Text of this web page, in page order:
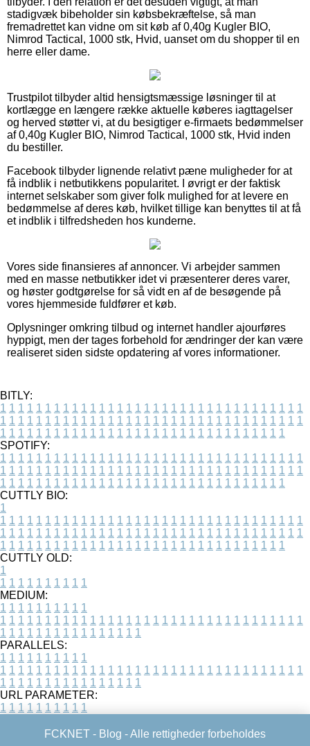
stadigvæk bibeholder sin købsbekræftelse, så man
fremadrettet kan vidne om sit køb af 0,40g Kugler BIO,
Nimrod Tactical, 1000 stk, Hvid, uanset om du shopper til en
herre eller dame.
Trustpilot tilbyder altid hensigtsmæssige løsninger til at
kortlægge en længere række aktuelle køberes iagttagelser
og herved støtter vi, at du besigtiger e-firmaets bedømmelser
af 0,40g Kugler BIO, Nimrod Tactical, 1000 stk, Hvid inden
du bestiller.
Facebook tilbyder lignende relativt pæne muligheder for at
få indblik i netbutikkens popularitet. I øvrigt er der faktisk
internet selskaber som giver folk mulighed for at levere en
bedømmelse af deres køb, hvilket tillige kan benyttes til at få
et indblik i tilfredsheden hos kunderne.
Vores side finansieres af annoncer. Vi arbejder sammen
med en masse netbutikker idet vi præsenterer deres varer,
og høster godtgørelse for så vidt en af de besøgende på
vores hjemmeside fuldfører et køb.
Oplysninger omkring tilbud og internet handler ajourføres
hyppigt, men der tages forbehold for ændringer der kan være
realiseret siden sidste opdatering af vores informationer.
BITLY:
1 1 1 1 1 1 1 1 1 1 1 1 1 1 1 1 1 1 1 1 1 1 1 1 1 1 1 1 1 1 1 1 1 1
1 1 1 1 1 1 1 1 1 1 1 1 1 1 1 1 1 1 1 1 1 1 1 1 1 1 1 1 1 1 1 1 1 1
1 1 1 1 1 1 1 1 1 1 1 1 1 1 1 1 1 1 1 1 1 1 1 1 1 1 1 1 1 1 1 1
SPOTIFY:
1 1 1 1 1 1 1 1 1 1 1 1 1 1 1 1 1 1 1 1 1 1 1 1 1 1 1 1 1 1 1 1 1 1
1 1 1 1 1 1 1 1 1 1 1 1 1 1 1 1 1 1 1 1 1 1 1 1 1 1 1 1 1 1 1 1 1 1
1 1 1 1 1 1 1 1 1 1 1 1 1 1 1 1 1 1 1 1 1 1 1 1 1 1 1 1 1 1 1 1
CUTTLY BIO:
1
1 1 1 1 1 1 1 1 1 1 1 1 1 1 1 1 1 1 1 1 1 1 1 1 1 1 1 1 1 1 1 1 1 1
1 1 1 1 1 1 1 1 1 1 1 1 1 1 1 1 1 1 1 1 1 1 1 1 1 1 1 1 1 1 1 1 1 1
1 1 1 1 1 1 1 1 1 1 1 1 1 1 1 1 1 1 1 1 1 1 1 1 1 1 1 1 1 1 1 1
CUTTLY OLD:
1
1 1 1 1 1 1 1 1 1 1
MEDIUM:
1 1 1 1 1 1 1 1 1 1
1 1 1 1 1 1 1 1 1 1 1 1 1 1 1 1 1 1 1 1 1 1 1 1 1 1 1 1 1 1 1 1 1 1
1 1 1 1 1 1 1 1 1 1 1 1 1 1 1 1
PARALLELS:
1 1 1 1 1 1 1 1 1 1
1 1 1 1 1 1 1 1 1 1 1 1 1 1 1 1 1 1 1 1 1 1 1 1 1 1 1 1 1 1 1 1 1 1
1 1 1 1 1 1 1 1 1 1 1 1 1 1 1 1
URL PARAMETER:
1 1 1 1 1 1 1 1 1 1
FCKNET - Blog - Alle rettigheder forbeholdes